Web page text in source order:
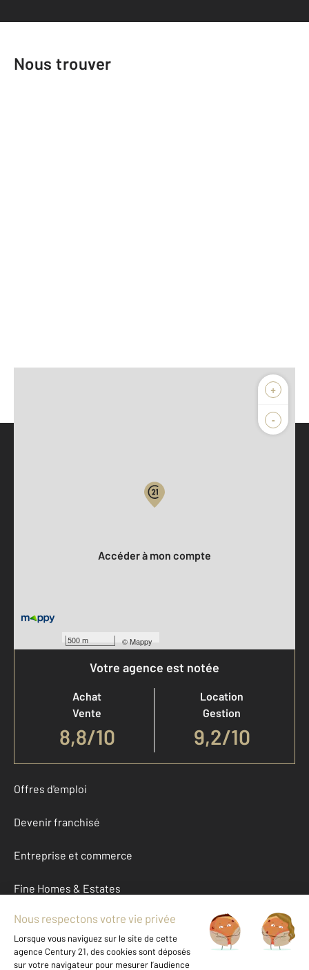
Nous trouver
+
-
500 m ©Mappy
Accéder à mon compte
Votre agence est notée
Achat
Vente
8,8/10
Location
Gestion
9,2/10
Offres d'emploi
Devenir franchisé
Entreprise et commerce
Fine Homes & Estates
À propos
International